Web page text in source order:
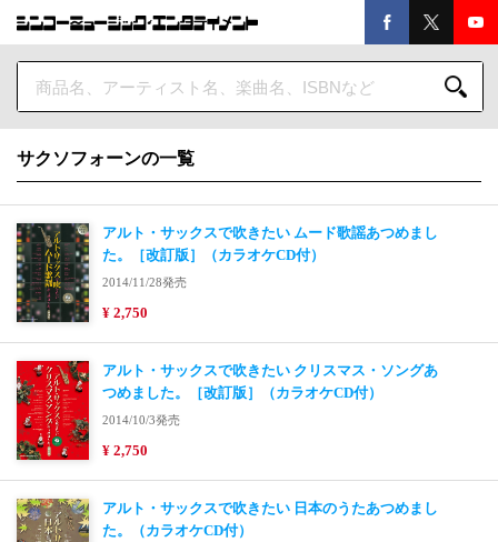
サクソフォーンの一覧
アルト・サックスで吹きたい ムード歌謡あつめまし
た。［改訂版］（カラオケCD付）
2014/11/28発売
¥ 2,750
アルト・サックスで吹きたい クリスマス・ソングあ
つめました。［改訂版］（カラオケCD付）
2014/10/3発売
¥ 2,750
アルト・サックスで吹きたい 日本のうたあつめまし
た。（カラオケCD付）